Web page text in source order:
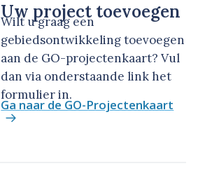
Uw project toevoegen
Wilt u graag een
gebiedsontwikkeling toevoegen
aan de GO-projectenkaart? Vul
dan via onderstaande link het
formulier in.
Ga naar de GO-Projectenkaart